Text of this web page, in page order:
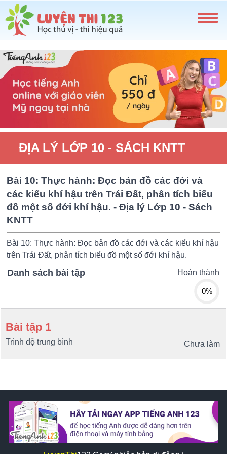
ĐỊA LÝ LỚP 10 - SÁCH KNTT
Bài 10: Thực hành: Đọc bản đồ các đới và
các kiểu khí hậu trên Trái Đất, phân tích biểu
đồ một số đới khí hậu. - Địa lý Lớp 10 - Sách
KNTT
Bài 10: Thực hành: Đọc bản đồ các đới và các kiểu khí hậu
trên Trái Đất, phân tích biểu đồ một số đới khí hậu.
Danh sách bài tập Hoàn thành
0%
Bài tập 1
Chưa làm
Trình độ trung bình